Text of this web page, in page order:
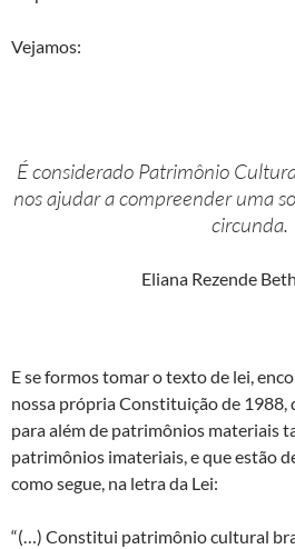
Vejamos:
É considerado Patrimônio
nos ajudar a compreender uma
circunda.
Eliana Rezende
E se formos tomar o texto de lei,
nossa própria Constituição de 1988,
para além de patrimônios materiais
patrimônios imateriais, e que estão
como segue, na letra da Lei:
“(…) Constitui patrimônio cultural